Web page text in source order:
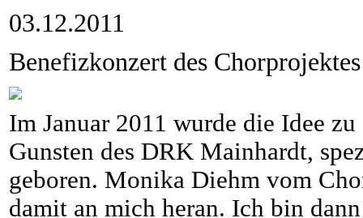
03.12.2011
Benefizkonzert des
Im Januar 2011 wurde die Idee
Gunsten des DRK Mainhardt,
geboren. Monika Diehm vom
damit an mich heran. Ich bin